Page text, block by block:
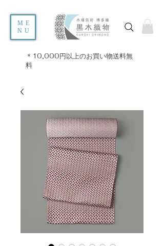
ME
NU
＊10,000円以上のお買い物送料無
料